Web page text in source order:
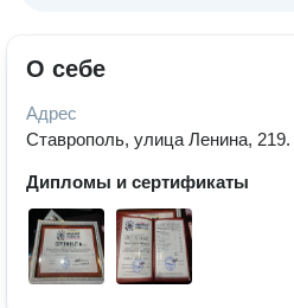
О себе
Адрес
Ставрополь, улица Ленина, 219.
Дипломы и сертификаты